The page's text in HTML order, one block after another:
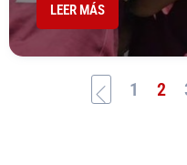
LEER MÁS
1 2